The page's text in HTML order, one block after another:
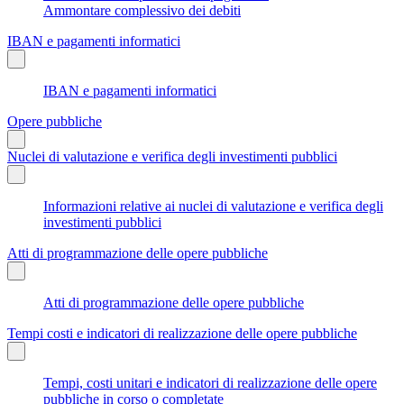
Ammontare complessivo dei debiti
IBAN e pagamenti informatici
IBAN e pagamenti informatici
Opere pubbliche
Nuclei di valutazione e verifica degli investimenti pubblici
Informazioni relative ai nuclei di valutazione e verifica degli
investimenti pubblici
Atti di programmazione delle opere pubbliche
Atti di programmazione delle opere pubbliche
Tempi costi e indicatori di realizzazione delle opere pubbliche
Tempi, costi unitari e indicatori di realizzazione delle opere
pubbliche in corso o completate